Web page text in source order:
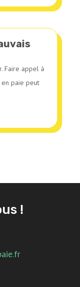
Faire appel à
paie peut
!